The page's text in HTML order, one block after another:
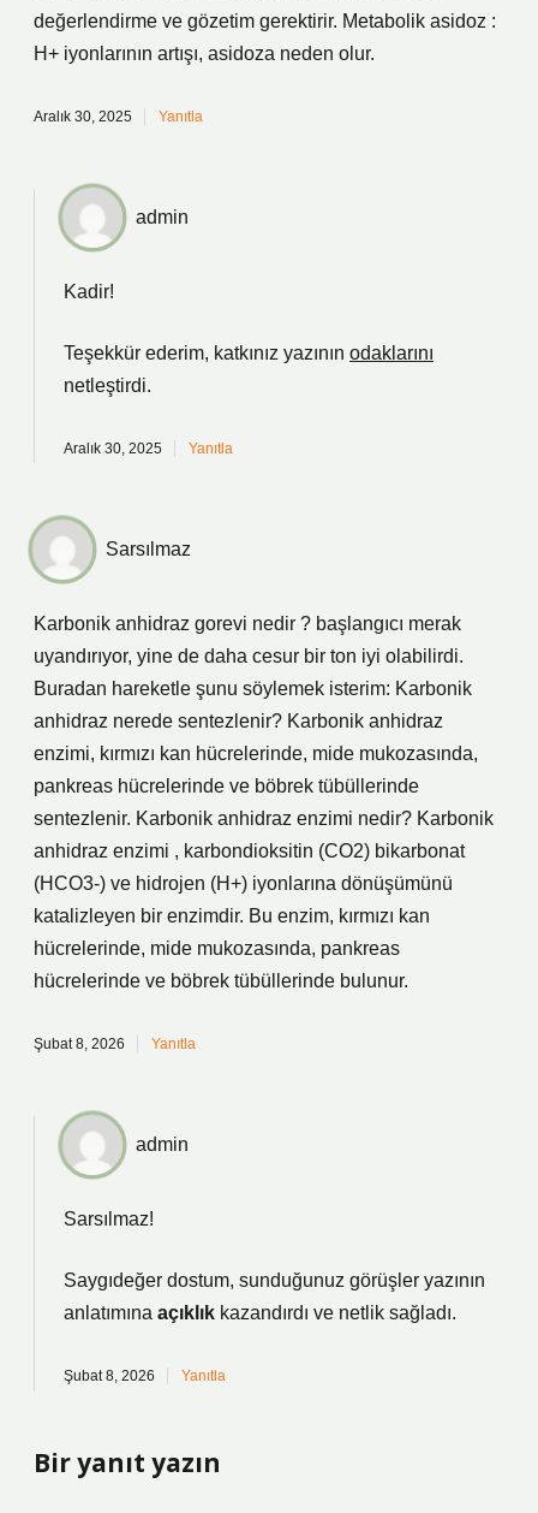
değerlendirme ve gözetim gerektirir. Metabolik asidoz :
H+ iyonlarının artışı, asidoza neden olur.
Aralık 30, 2025 Yanıtla
admin
Kadir!
Teşekkür ederim, katkınız yazının odaklarını
netleştirdi.
Aralık 30, 2025 Yanıtla
Sarsılmaz
Karbonik anhidraz gorevi nedir ? başlangıcı merak
uyandırıyor, yine de daha cesur bir ton iyi olabilirdi.
Buradan hareketle şunu söylemek isterim: Karbonik
anhidraz nerede sentezlenir? Karbonik anhidraz
enzimi, kırmızı kan hücrelerinde, mide mukozasında,
pankreas hücrelerinde ve böbrek tübüllerinde
sentezlenir. Karbonik anhidraz enzimi nedir? Karbonik
anhidraz enzimi , karbondioksitin (CO2) bikarbonat
(HCO3-) ve hidrojen (H+) iyonlarına dönüşümünü
katalizleyen bir enzimdir. Bu enzim, kırmızı kan
hücrelerinde, mide mukozasında, pankreas
hücrelerinde ve böbrek tübüllerinde bulunur.
Şubat 8, 2026 Yanıtla
admin
Sarsılmaz!
Saygıdeğer dostum, sunduğunuz görüşler yazının
anlatımına açıklık kazandırdı ve netlik sağladı.
Şubat 8, 2026 Yanıtla
Bir yanıt yazın